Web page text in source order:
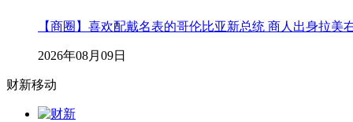
【商圈】喜欢配戴名表的哥伦比亚新总统 商人出身拉美
2026年08月09日
财新移动